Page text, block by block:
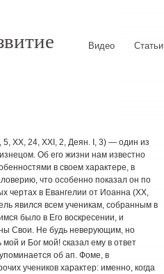
Видео Статьи
XX, 24, XXI, 2, Деян. I, 3) — один из
Об его жизни нам известно
в своем характере, в
что особенно показал он по
чертах в Евангелии от Иоанна (XX,
явился всем ученикам, собранным в
было в Его воскресении, и
Свои. Не будь неверующим, но
и Бог мой! сказал ему в ответ
об ап. Фоме, в
учеников характер: именно, когда